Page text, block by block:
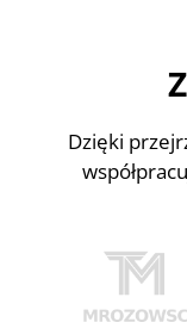
Dzięki